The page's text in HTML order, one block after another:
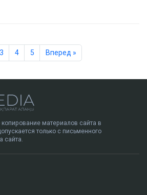
3 4 5 Вперед »
материалов сайта в
только с письменного
сайта.